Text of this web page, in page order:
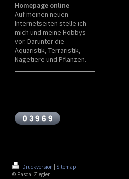
Homepage online
Auf meinen neuen
Internetseiten stelle ich
mich und meine Hobbys
vor. Darunter die
Aquaristik, Terraristik,
Nagetiere und Pflanzen.
Druckversion | Sitemap
© Pascal Ziegler